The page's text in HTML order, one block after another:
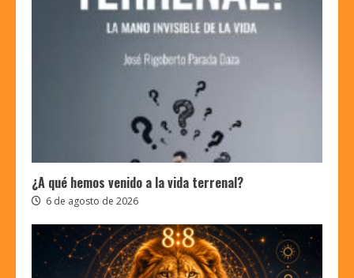
¿A qué hemos venido a la vida terrenal?
6 de agosto de 2026